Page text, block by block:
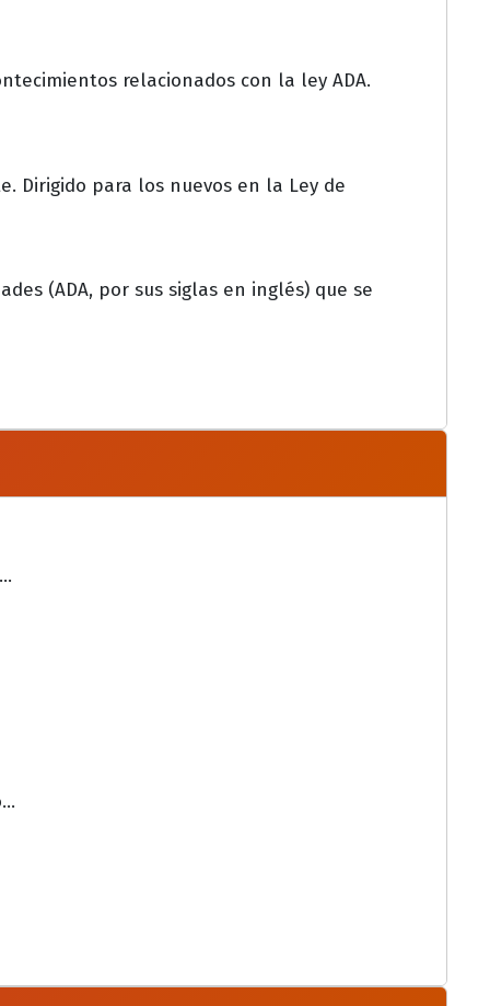
relacionados con la ley ADA.
Dirigido para los nuevos en la Ley de
(ADA, por sus siglas en inglés) que se